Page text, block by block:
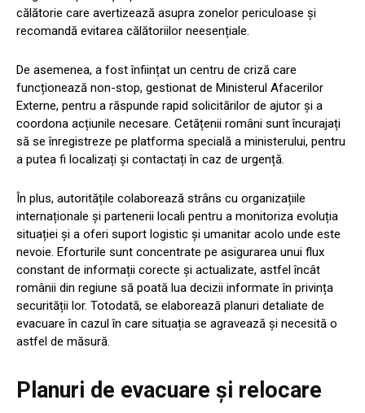
călătorie care avertizează asupra zonelor periculoase și
recomandă evitarea călătoriilor neesențiale.
De asemenea, a fost înființat un centru de criză care
funcționează non-stop, gestionat de Ministerul Afacerilor
Externe, pentru a răspunde rapid solicitărilor de ajutor și a
coordona acțiunile necesare. Cetățenii români sunt încurajați
să se înregistreze pe platforma specială a ministerului, pentru
a putea fi localizați și contactați în caz de urgență.
În plus, autoritățile colaborează strâns cu organizațiile
internaționale și partenerii locali pentru a monitoriza evoluția
situației și a oferi suport logistic și umanitar acolo unde este
nevoie. Eforturile sunt concentrate pe asigurarea unui flux
constant de informații corecte și actualizate, astfel încât
românii din regiune să poată lua decizii informate în privința
securității lor. Totodată, se elaborează planuri detaliate de
evacuare în cazul în care situația se agravează și necesită o
astfel de măsură.
Planuri de evacuare și relocare